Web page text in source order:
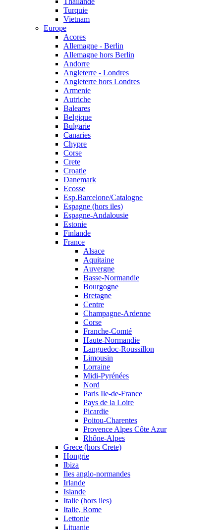
Turquie
Vietnam
Europe
Acores
Allemagne - Berlin
Allemagne hors Berlin
Andorre
Angleterre - Londres
Angleterre hors Londres
Armenie
Autriche
Baleares
Belgique
Bulgarie
Canaries
Chypre
Corse
Crete
Croatie
Danemark
Ecosse
Esp.Barcelone/Catalogne
Espagne (hors iles)
Espagne-Andalousie
Estonie
Finlande
France
Alsace
Aquitaine
Auvergne
Basse-Normandie
Bourgogne
Bretagne
Centre
Champagne-Ardenne
Corse
Franche-Comté
Haute-Normandie
Languedoc-Roussillon
Limousin
Lorraine
Midi-Pyrénées
Nord
Paris Ile-de-France
Pays de la Loire
Picardie
Poitou-Charentes
Provence Alpes Côte Azur
Rhône-Alpes
Grece (hors Crete)
Hongrie
Ibiza
Iles anglo-normandes
Irlande
Islande
Italie (hors iles)
Italie, Rome
Lettonie
Lituanie